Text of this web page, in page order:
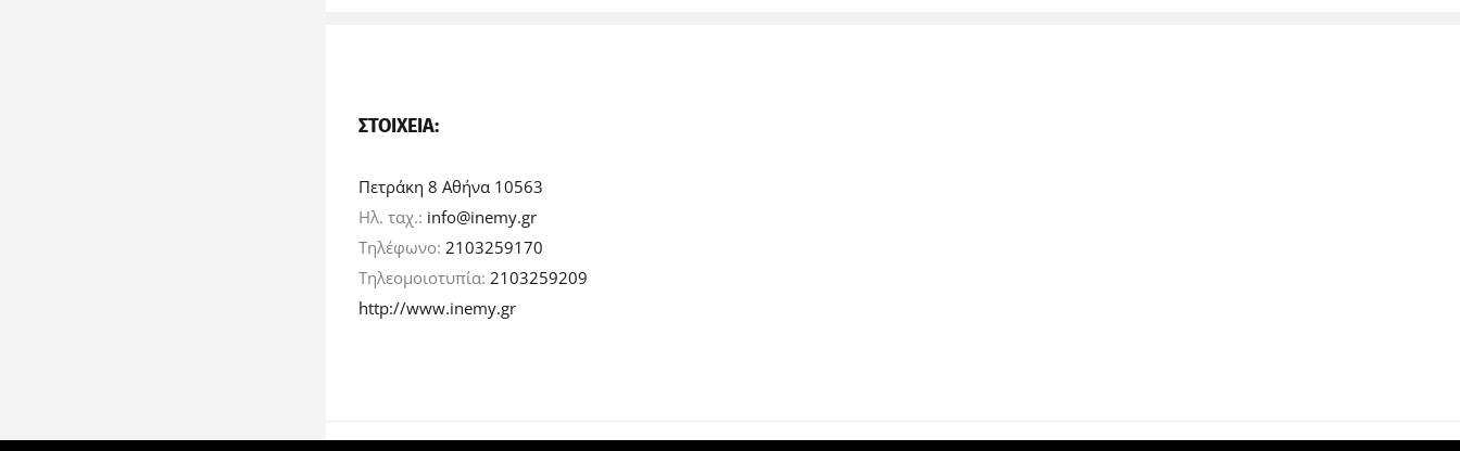
ΣΤΟΙΧΕΊΑ:
Πετράκη 8 Αθήνα 10563
Ηλ. ταχ.: info@inemy.gr
Τηλέφωνο: 2103259170
Τηλεομοιοτυπία: 2103259209
http://www.inemy.gr